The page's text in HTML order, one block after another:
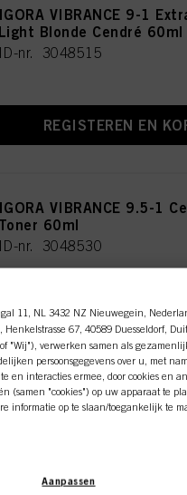
IGORA VIBRANCE 9-1
Light Blonde Cendré 60ml
ID-nr. 3048515
REGISTEREN EN
IGORA VIBRANCE 9.5-1
Toner 60ml
ID-nr. 3048530
REGISTEREN EN
VIBRANCE 10-1
Soft Toner 60ml
11, NL 3432 NZ Nieuwegein,
, Henkelstrasse 67, 40589 Duesseldorf,
"Wij"), verwerken samen als
persoonsgegevens over u, met
en interacties ermee, door cookies en
(samen "cookies") op uw apparaat te
informatie op te slaan/toegankelijk te
waarnaar
Aanpassen